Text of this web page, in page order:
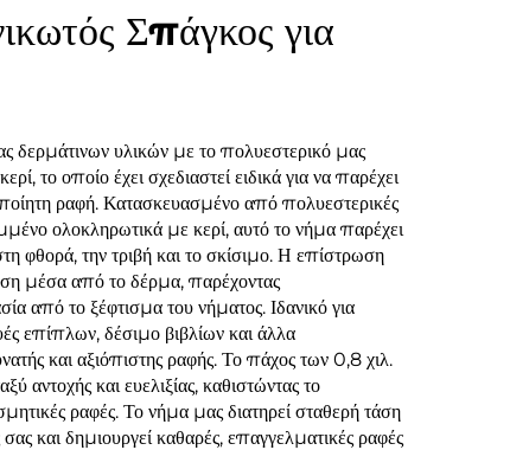
Σπάγκος για
δερμάτινων υλικών με το πολυεστερικό μας
το οποίο έχει σχεδιαστεί ειδικά για να παρέχει
ραφή. Κατασκευασμένο από πολυεστερικές
ολοκληρωτικά με κερί, αυτό το νήμα παρέχει
φθορά, την τριβή και το σκίσιμο. Η επίστρωση
μέσα από το δέρμα, παρέχοντας
από το ξέφτισμα του νήματος. Ιδανικό για
επίπλων, δέσιμο βιβλίων και άλλα
και αξιόπιστης ραφής. Το πάχος των 0,8 χιλ.
αντοχής και ευελιξίας, καθιστώντας το
ραφές. Το νήμα μας διατηρεί σταθερή τάση
και δημιουργεί καθαρές, επαγγελματικές ραφές